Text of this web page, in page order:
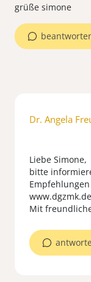
grüße simone
Dr. Angela
Liebe Simone,
bitte
Mit